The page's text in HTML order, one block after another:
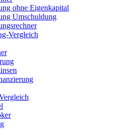
ohne Eigenkapital
Umschuldung
Vergleich